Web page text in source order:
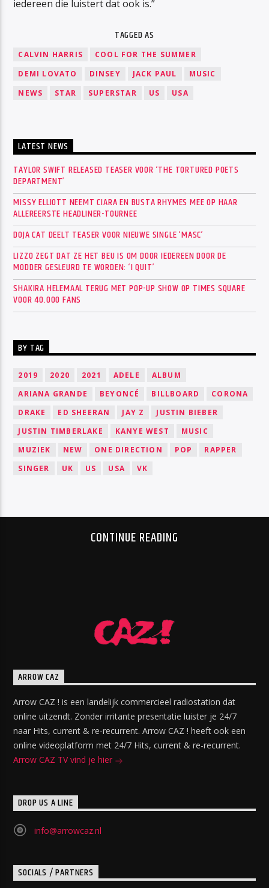
iedereen die luistert dat ook is.”
TAGGED AS
CALVIN HARRIS
COOL FOR THE SUMMER
DEMI LOVATO
DINSEY JACK PAUL
MUSIC
NEWS
STAR SUPERSTAR US USA
LATEST NEWS
TAYLOR SWIFT RELEASED TEASER VOOR ‘THE TORTURED POETS
DEPARTMENT’
MISSY ELLIOTT NEEMT CIARA EN BUSTA RHYMES MEE OP HAAR
ALLEREERSTE HEADLINER-TOURNEE
DOJA CAT DEELT TEASER VOOR NIEUWE SINGLE ‘MASC’
LIZZO ZEGT DAT ZE HET BEU IS OM DOOR IEDEREEN DOOR DE
MODDER GESLEURD TE WORDEN: ‘I QUIT’
SHAKIRA HELEMAAL TERUG MET POP-UP SHOW OP TIMES SQUARE
VOOR 40.000 FANS
BY TAG
2019 2020 2021 ADELE
ALBUM
ARIANA GRANDE
BEYONCÉ BILLBOARD
CORONA
DRAKE
ED SHEERAN JAY Z
JUSTIN BIEBER
JUSTIN TIMBERLAKE
KANYE WEST
MUSIC
MUZIEK
NEW ONE DIRECTION POP
RAPPER
SINGER
UK US USA VK
CONTINUE READING
ARROW CAZ
Arrow CAZ ! is een landelijk commercieel radiostation dat
online uitzendt. Zonder irritante presentatie luister je 24/7
naar Hits, current & re-recurrent. Arrow CAZ ! heeft ook een
online videoplatform met 24/7 Hits, current & re-recurrent.
Arrow CAZ TV vind je hier
DROP US A LINE
info@arrowcaz.nl
SOCIALS / PARTNERS